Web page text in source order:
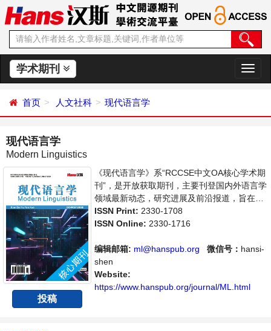
学术期刊
切
换
首页 人文社科 现代语言学
现代语言学
Modern Linguistics
投稿
《现代语言学》系“RCCSE中文OA核心学术期
刊”，是开放获取期刊，主要刊登国内外语言学
领域最新动态，研究进展及前沿报道，旨在给
世界范围内的科学家、学者、科研人员提供一
个传播、分享和讨论语言学领域内不同方向问
ISSN Print: 2330-1708
ISSN Online: 2330-1716
编辑邮箱: ml@hanspub.org 微信号： hansi-
shen
Website:
https://www.hanspub.org/journal/ML.html